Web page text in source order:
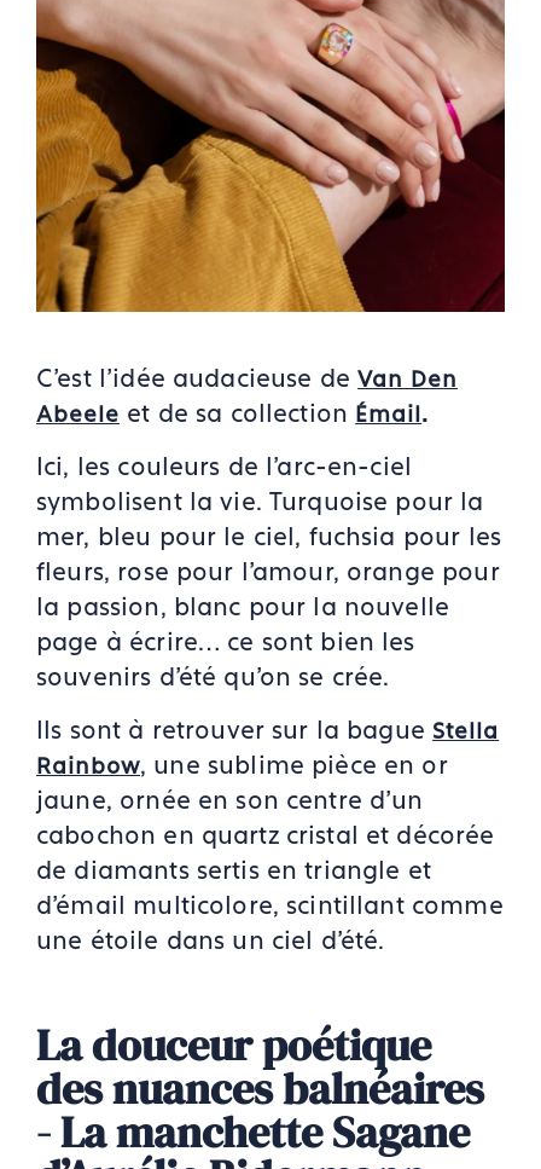
C’est l’idée audacieuse deVan Den
Abeele et de sa collection Émail.
Ici, les couleurs de l’arc-en-ciel
symbolisent la vie. Turquoise pour la
mer, bleu pour le ciel, fuchsia pour les
fleurs, rose pour l'amour, orange pour
la passion, blanc pour la nouvelle
page à écrire… ce sont bien les
souvenirs d’été qu’on se crée.
Ils sont à retrouver sur la bague Stella
Rainbow, une sublime pièce en or
jaune, ornée en son centre d'un
cabochon en quartz cristal et décorée
de diamants sertis en triangle et
d'émail multicolore, scintillant comme
une étoile dans un ciel d’été.
La douceur poétique
des nuances balnéaires
- La manchette Sagane